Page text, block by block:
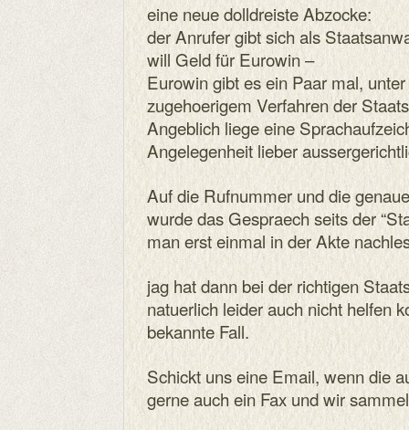
eine neue dolldreiste Abzocke:
der Anrufer gibt sich als
will Geld für Eurowin –
Eurowin gibt es ein Paar mal,
zugehoerigem Verfahren der
Angeblich liege eine
Angelegenheit lieber
Auf die Rufnummer und die
wurde das Gespraech seits der
man erst einmal in der Akte
jag hat dann bei der richtigen
natuerlich leider auch nicht helfen
bekannte Fall.
Schickt uns eine Email, wenn die
gerne auch ein Fax und wir